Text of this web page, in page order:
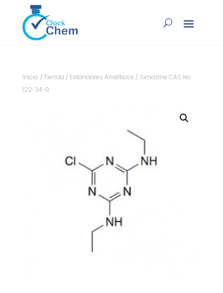
Inicio / Tienda / Estándares Analíticos / Simazine CAS No.
122-34-9